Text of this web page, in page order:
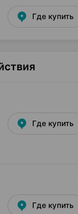
Где купить
Где купить
Где купить